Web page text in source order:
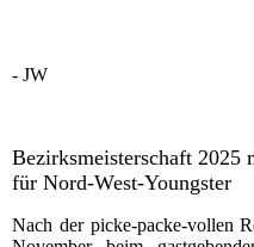
- JW
Bezirksmeisterschaft 2025
für Nord-West-Youngster
Nach der picke-packe-vollen